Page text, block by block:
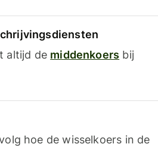
altijd de middenkoers bij
hoe de wisselkoers in de